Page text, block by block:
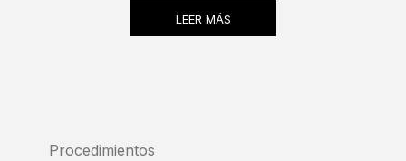
LEER MÁS
Procedimientos